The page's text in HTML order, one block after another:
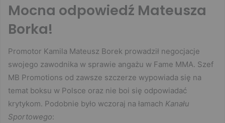
Mocna odpowiedź Mateusza
Borka!
Promotor Kamila Mateusz Borek prowadził negocjacje
swojego zawodnika w sprawie angażu w Fame MMA. Szef
MB Promotions od zawsze szczerze wypowiada się na
temat boksu w Polsce oraz nie boi się odpowiadać
krytykom. Podobnie było wczoraj na łamach Kanału
Sportowego: